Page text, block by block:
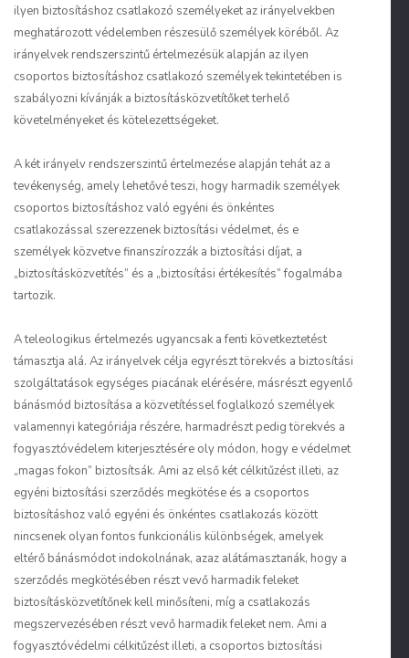
ilyen biztosításhoz csatlakozó személyeket az irányelvekben
meghatározott védelemben részesülő személyek köréből. Az
irányelvek rendszerszintű értelmezésük alapján az ilyen
csoportos biztosításhoz csatlakozó személyek tekintetében is
szabályozni kívánják a biztosításközvetítőket terhelő
követelményeket és kötelezettségeket.
A két irányelv rendszerszintű értelmezése alapján tehát az a
tevékenység, amely lehetővé teszi, hogy harmadik személyek
csoportos biztosításhoz való egyéni és önkéntes
csatlakozással szerezzenek biztosítási védelmet, és e
személyek közvetve finanszírozzák a biztosítási díjat, a
„biztosításközvetítés” és a „biztosítási értékesítés” fogalmába
tartozik.
A teleologikus értelmezés ugyancsak a fenti következtetést
támasztja alá. Az irányelvek célja egyrészt törekvés a biztosítási
szolgáltatások egységes piacának elérésére, másrészt egyenlő
bánásmód biztosítása a közvetítéssel foglalkozó személyek
valamennyi kategóriája részére, harmadrészt pedig törekvés a
fogyasztóvédelem kiterjesztésére oly módon, hogy e védelmet
„magas fokon” biztosítsák. Ami az első két célkitűzést illeti, az
egyéni biztosítási szerződés megkötése és a csoportos
biztosításhoz való egyéni és önkéntes csatlakozás között
nincsenek olyan fontos funkcionális különbségek, amelyek
eltérő bánásmódot indokolnának, azaz alátámasztanák, hogy a
szerződés megkötésében részt vevő harmadik feleket
biztosításközvetítőnek kell minősíteni, míg a csatlakozás
megszervezésében részt vevő harmadik feleket nem. Ami a
fogyasztóvédelmi célkitűzést illeti, a csoportos biztosítási